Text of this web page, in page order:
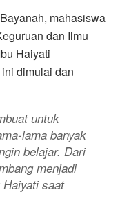
mahasiswa
dan Ilmu
Haiyati
dimulai dan
untuk
lama banyak
belajar. Dari
menjadi
Haiyati saat